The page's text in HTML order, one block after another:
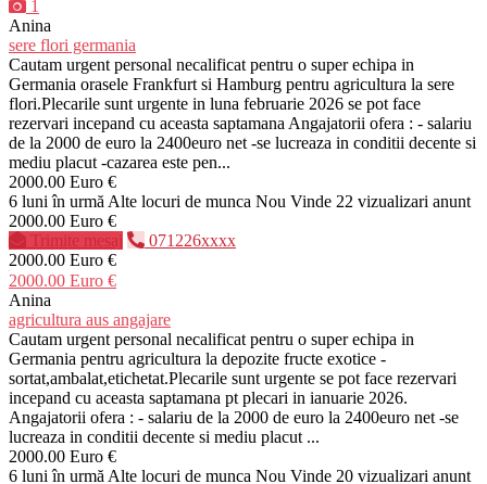
1
Anina
sere flori germania
Cautam urgent personal necalificat pentru o super echipa in
Germania orasele Frankfurt si Hamburg pentru agricultura la sere
flori.Plecarile sunt urgente in luna februarie 2026 se pot face
rezervari incepand cu aceasta saptamana Angajatorii ofera : - salariu
de la 2000 de euro la 2400euro net -se lucreaza in conditii decente si
mediu placut -cazarea este pen...
2000.00 Euro €
6 luni în urmă Alte locuri de munca Nou Vinde 22 vizualizari anunt
2000.00 Euro €
Trimite mesaj
071226xxxx
2000.00 Euro €
2000.00 Euro €
Anina
agricultura aus angajare
Cautam urgent personal necalificat pentru o super echipa in
Germania pentru agricultura la depozite fructe exotice -
sortat,ambalat,etichetat.Plecarile sunt urgente se pot face rezervari
incepand cu aceasta saptamana pt plecari in ianuarie 2026.
Angajatorii ofera : - salariu de la 2000 de euro la 2400euro net -se
lucreaza in conditii decente si mediu placut ...
2000.00 Euro €
6 luni în urmă Alte locuri de munca Nou Vinde 20 vizualizari anunt